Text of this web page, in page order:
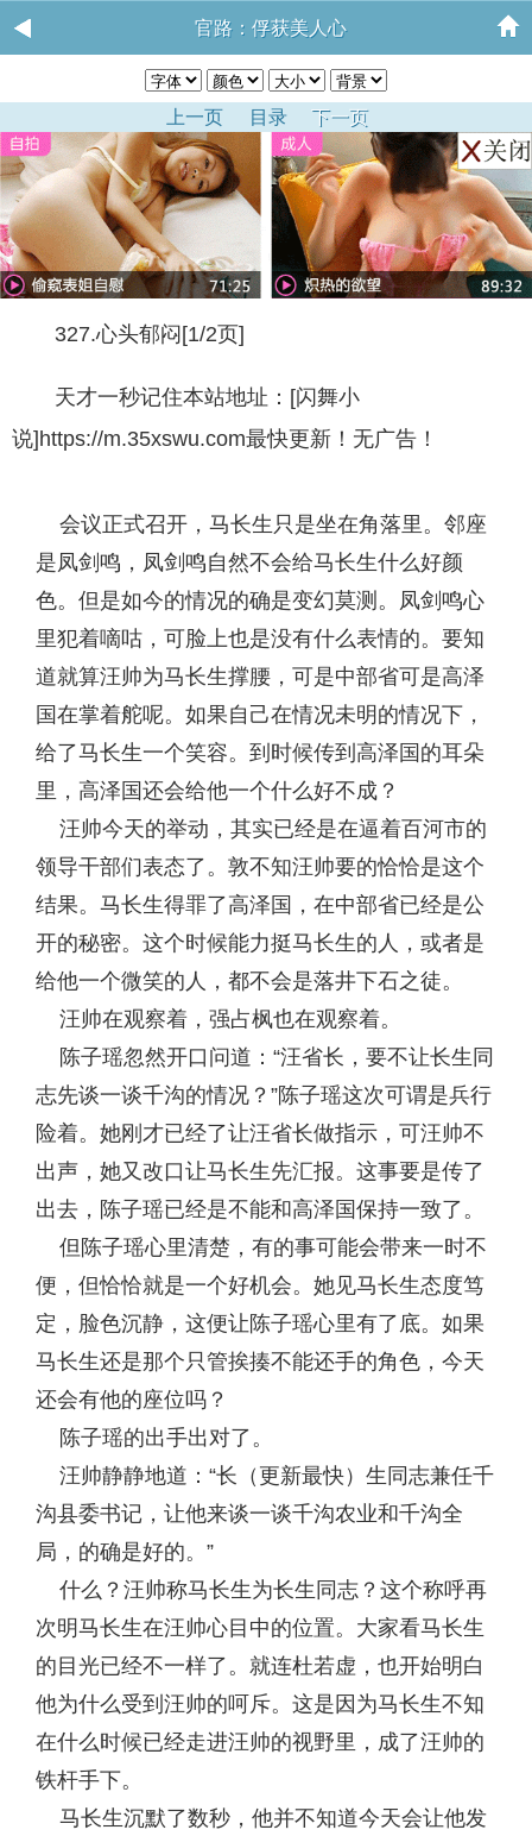
官路：俘获美人心
上一页 目录 下一页
327.心头郁闷[1/2页]
天才一秒记住本站地址：[闪舞小
说]https://m.35xswu.com最快更新！无广告！
会议正式召开，马长生只是坐在角落里。邻座
是凤剑鸣，凤剑鸣自然不会给马长生什么好颜
色。但是如今的情况的确是变幻莫测。凤剑鸣心
里犯着嘀咕，可脸上也是没有什么表情的。要知
道就算汪帅为马长生撑腰，可是中部省可是高泽
国在掌着舵呢。如果自己在情况未明的情况下，
给了马长生一个笑容。到时候传到高泽国的耳朵
里，高泽国还会给他一个什么好不成？
汪帅今天的举动，其实已经是在逼着百河市的
领导干部们表态了。敦不知汪帅要的恰恰是这个
结果。马长生得罪了高泽国，在中部省已经是公
开的秘密。这个时候能力挺马长生的人，或者是
给他一个微笑的人，都不会是落井下石之徒。
汪帅在观察着，强占枫也在观察着。
陈子瑶忽然开口问道：“汪省长，要不让长生同
志先谈一谈千沟的情况？”陈子瑶这次可谓是兵行
险着。她刚才已经了让汪省长做指示，可汪帅不
出声，她又改口让马长生先汇报。这事要是传了
出去，陈子瑶已经是不能和高泽国保持一致了。
但陈子瑶心里清楚，有的事可能会带来一时不
便，但恰恰就是一个好机会。她见马长生态度笃
定，脸色沉静，这便让陈子瑶心里有了底。如果
马长生还是那个只管挨揍不能还手的角色，今天
还会有他的座位吗？
陈子瑶的出手出对了。
汪帅静静地道：“长（更新最快）生同志兼任千
沟县委书记，让他来谈一谈千沟农业和千沟全
局，的确是好的。”
什么？汪帅称马长生为长生同志？这个称呼再
次明马长生在汪帅心目中的位置。大家看马长生
的目光已经不一样了。就连杜若虚，也开始明白
他为什么受到汪帅的呵斥。这是因为马长生不知
在什么时候已经走进汪帅的视野里，成了汪帅的
铁杆手下。
马长生沉默了数秒，他并不知道今天会让他发